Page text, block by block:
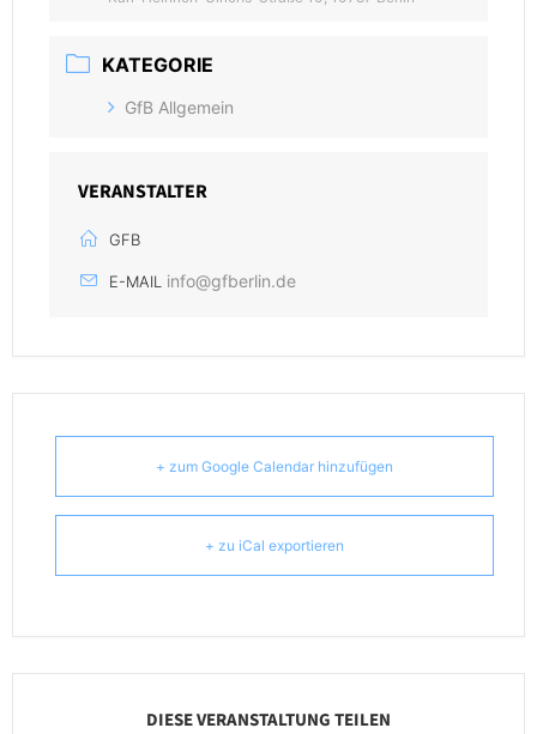
KATEGORIE
GfB Allgemein
VERANSTALTER
GFB
E-MAIL info@gfberlin.de
+ zum Google Calendar hinzufügen
+ zu iCal exportieren
DIESE VERANSTALTUNG TEILEN